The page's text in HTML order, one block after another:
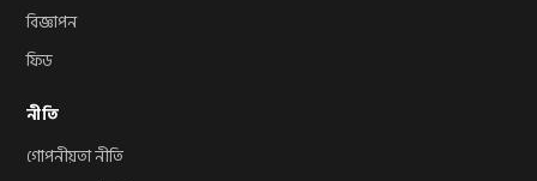
বিজ্ঞাপন
ফিড
নীতি
গোপনীয়তা নীতি